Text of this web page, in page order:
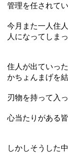
管理を任されて
今月また一人住
人になってしまっ
住人が出ていっ
かちょんまげを
刃物を持って入
心当たりがある
しかしそうした